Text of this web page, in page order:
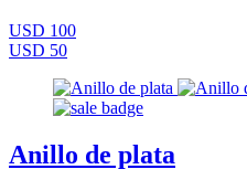
USD 100
USD 50
Anillo de plata